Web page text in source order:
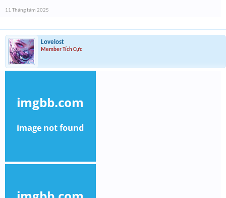
11 Tháng tám 2025
Lovelost
Member Tích Cực